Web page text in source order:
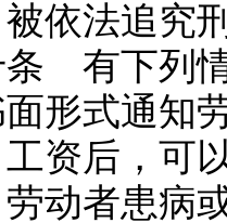
法追究
有下列情
形式通知
资后，可
者患病或